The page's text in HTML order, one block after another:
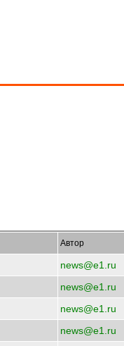
Автор
news@e1.ru
news@e1.ru
news@e1.ru
news@e1.ru